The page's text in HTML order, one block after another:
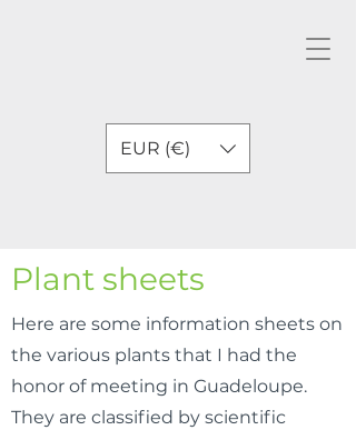
EUR (€)
Plant sheets
Here are some information sheets on
the various plants that I had the
honor of meeting in Guadeloupe.
They are classified by scientific